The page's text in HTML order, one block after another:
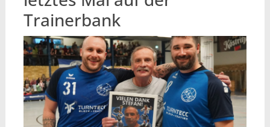
Trainerbank